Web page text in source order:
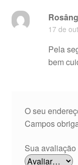
17 de
Pela
bem
O seu
Campos
Sua avaliação